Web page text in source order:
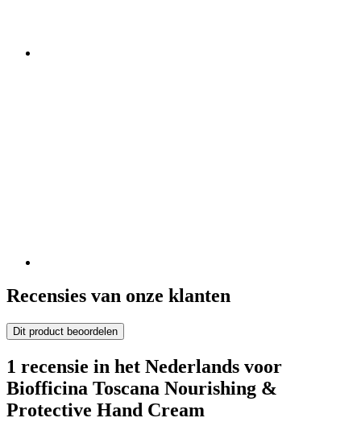
Recensies van onze klanten
Dit product beoordelen
1 recensie in het Nederlands voor
Biofficina Toscana Nourishing &
Protective Hand Cream